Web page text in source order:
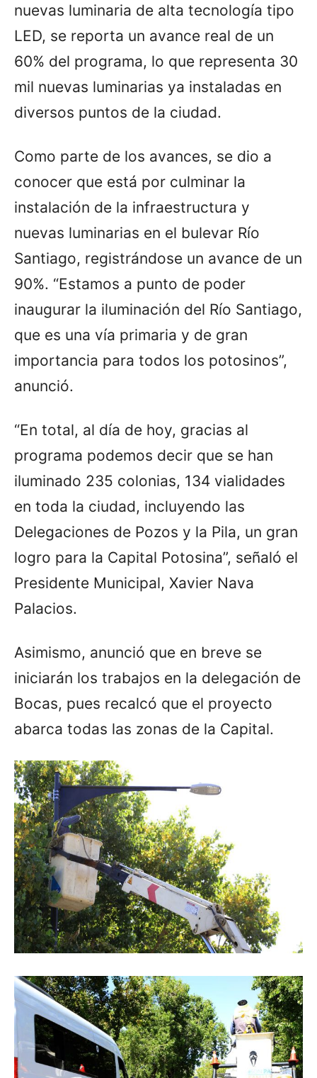
nuevas luminaria de alta tecnología tipo
LED, se reporta un avance real de un
60% del programa, lo que representa 30
mil nuevas luminarias ya instaladas en
diversos puntos de la ciudad.
Como parte de los avances, se dio a
conocer que está por culminar la
instalación de la infraestructura y
nuevas luminarias en el bulevar Río
Santiago, registrándose un avance de un
90%. “Estamos a punto de poder
inaugurar la iluminación del Río Santiago,
que es una vía primaria y de gran
importancia para todos los potosinos”,
anunció.
“En total, al día de hoy, gracias al
programa podemos decir que se han
iluminado 235 colonias, 134 vialidades
en toda la ciudad, incluyendo las
Delegaciones de Pozos y la Pila, un gran
logro para la Capital Potosina”, señaló el
Presidente Municipal, Xavier Nava
Palacios.
Asimismo, anunció que en breve se
iniciarán los trabajos en la delegación de
Bocas, pues recalcó que el proyecto
abarca todas las zonas de la Capital.